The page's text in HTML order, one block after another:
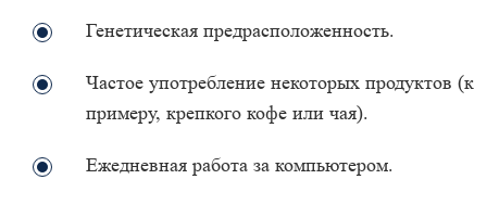
Генетическая предрасположенность.
Частое употребление некоторых продуктов (к
примеру, крепкого кофе или чая).
Ежедневная работа за компьютером.